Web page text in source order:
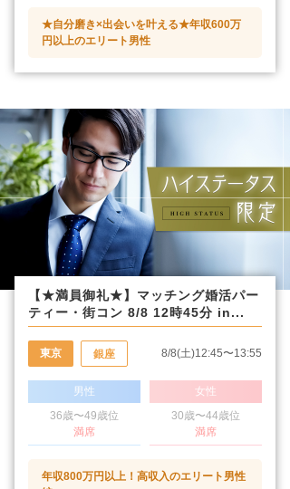
★自分磨き×出会いを叶える★年収600万
円以上のエリート男性
【★満員御礼★】マッチング婚活パー
ティー・街コン 8/8 12時45分 in...
東京 銀座 8/8(土)12:45〜13:55
男性
36歳〜49歳位
満席
女性
30歳〜44歳位
満席
年収800万円以上！高収入のエリート男性